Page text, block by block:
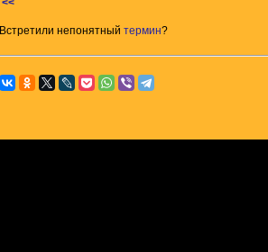
<<
Встретили непонятный термин?